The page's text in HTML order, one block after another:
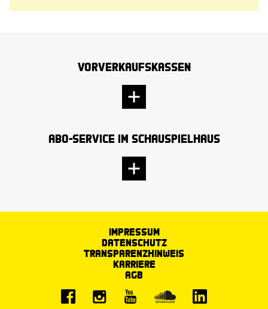
Vorverkaufskassen
Abo-Service im Schauspielhaus
Impressum
Datenschutz
Transparenzhinweis
Karriere
AGB